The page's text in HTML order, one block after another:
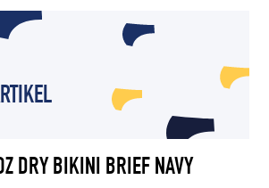
DRY BIKINI BRIEF NAVY